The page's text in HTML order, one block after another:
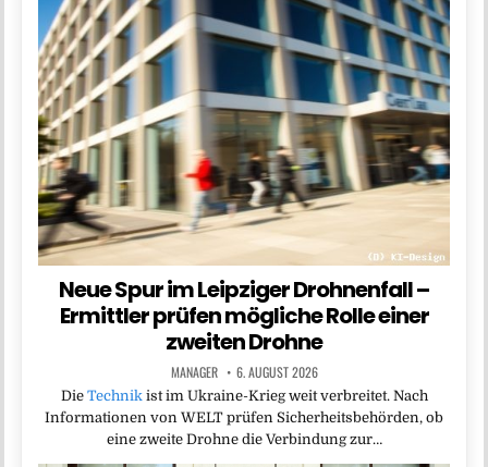
Neue Spur im Leipziger Drohnenfall –
Ermittler prüfen mögliche Rolle einer
zweiten Drohne
MANAGER 6. AUGUST 2026
Die Technikist im Ukraine-Krieg weit verbreitet. Nach
Informationen von WELT prüfen Sicherheitsbehörden, ob
eine zweite Drohne die Verbindung zur…